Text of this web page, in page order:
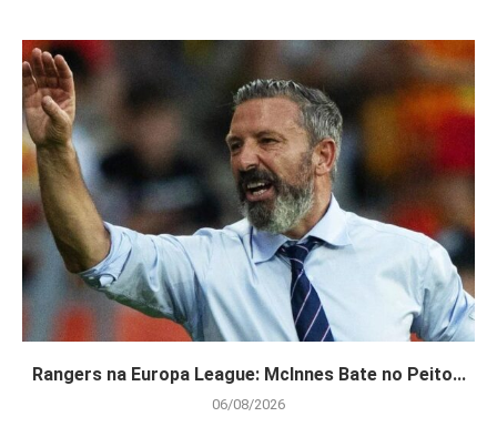
Rangers na Europa League: McInnes Bate no Peito...
06/08/2026